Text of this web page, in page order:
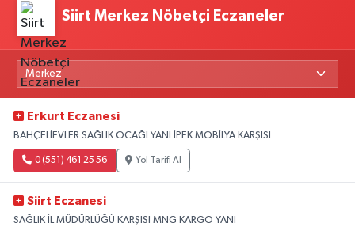
Siirt Merkez Nöbetçi Eczaneler
Erkurt Eczanesi
BAHÇELİEVLER SAĞLIK OCAĞI YANI İPEK MOBİLYA KARŞISI
0 (551) 461 25 56 Yol Tarifi Al
Siirt Eczanesi
SAĞLIK İL MÜDÜRLÜĞÜ KARŞISI MNG KARGO YANI